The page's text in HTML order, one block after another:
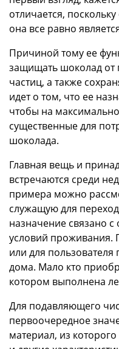
отличается,
она все равно
Причиной тому ее
защищать шоколад от
частиц, а также
идет о том, что ее
чтобы на
существенные для
шоколада.
Главная вещь и
встречаются среди
примера можно
служащую для
назначение связано
условий проживания.
или для
дома. Мало кто
котором выполнена
Для подавляющего
первоочередное
материал, из